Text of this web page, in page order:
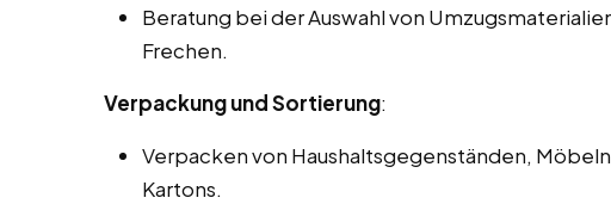
Beratung bei der Auswahl von
Frechen.
Verpackung und Sortierung:
Verpacken von Haushaltsgegenständen,
Kartons.